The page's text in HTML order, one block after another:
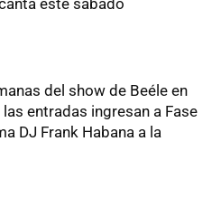
del show de Beéle en
las entradas ingresan a Fase
DJ Frank Habana a la